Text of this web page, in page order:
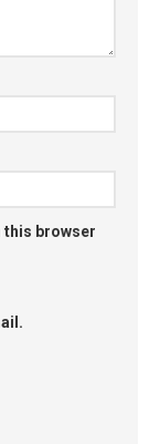
this browser